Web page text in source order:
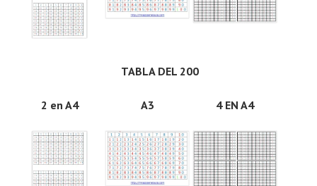
TABLA DEL 200
2 en A4 A3 4 EN A4